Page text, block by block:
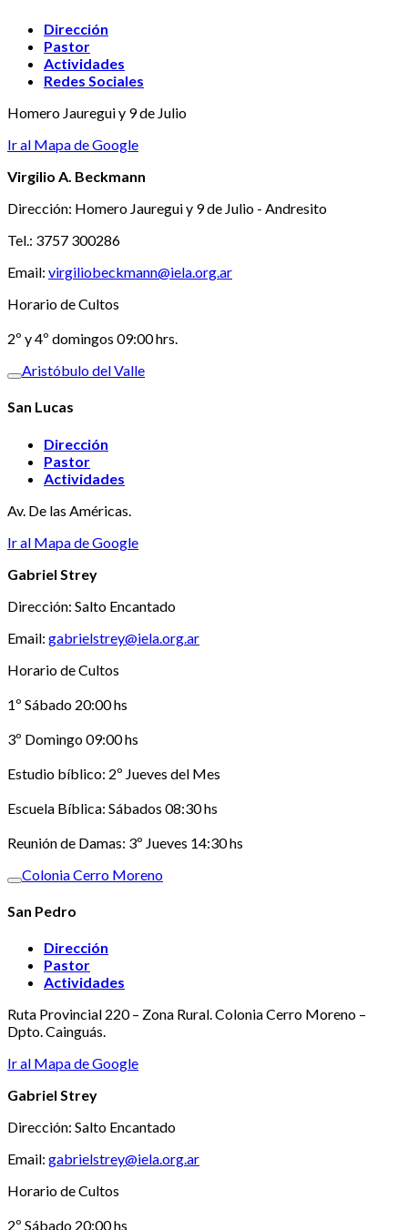
Dirección
Pastor
Actividades
Redes Sociales
Homero Jauregui y 9 de Julio
Ir al Mapa de Google
Virgilio A. Beckmann
Dirección: Homero Jauregui y 9 de Julio - Andresito
Tel.: 3757 300286
Email: virgiliobeckmann@iela.org.ar
Horario de Cultos
2º y 4º domingos 09:00 hrs.
Aristóbulo del Valle
San Lucas
Dirección
Pastor
Actividades
Av. De las Américas.
Ir al Mapa de Google
Gabriel Strey
Dirección: Salto Encantado
Email: gabrielstrey@iela.org.ar
Horario de Cultos
1º Sábado 20:00 hs
3º Domingo 09:00 hs
Estudio bíblico: 2º Jueves del Mes
Escuela Bíblica: Sábados 08:30 hs
Reunión de Damas: 3º Jueves 14:30 hs
Colonia Cerro Moreno
San Pedro
Dirección
Pastor
Actividades
Ruta Provincial 220 – Zona Rural. Colonia Cerro Moreno –
Dpto. Cainguás.
Ir al Mapa de Google
Gabriel Strey
Dirección: Salto Encantado
Email: gabrielstrey@iela.org.ar
Horario de Cultos
2º Sábado 20:00 hs